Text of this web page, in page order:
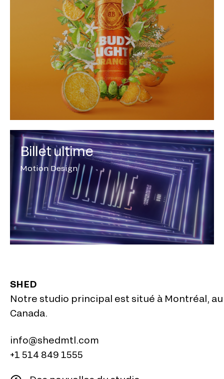
Billet ultime
Motion Design
SHED
Notre studio principal est situé à Montréal, au
Canada.
info@shedmtl.com
+1 514 849 1555